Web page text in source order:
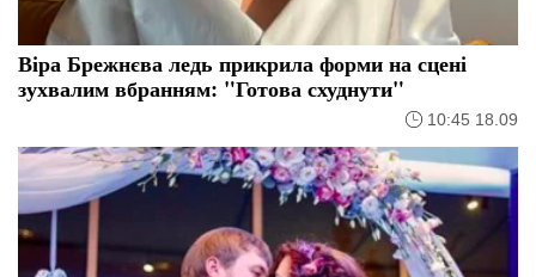
Віра Брежнєва ледь прикрила форми на сцені
зухвалим вбранням: "Готова схуднути"
10:45 18.09